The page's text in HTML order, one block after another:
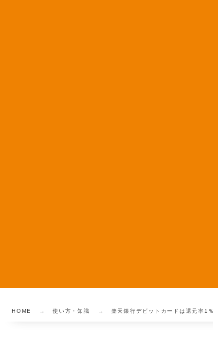
HOME 使い方・知識 楽天銀行デビットカードは還元率1％